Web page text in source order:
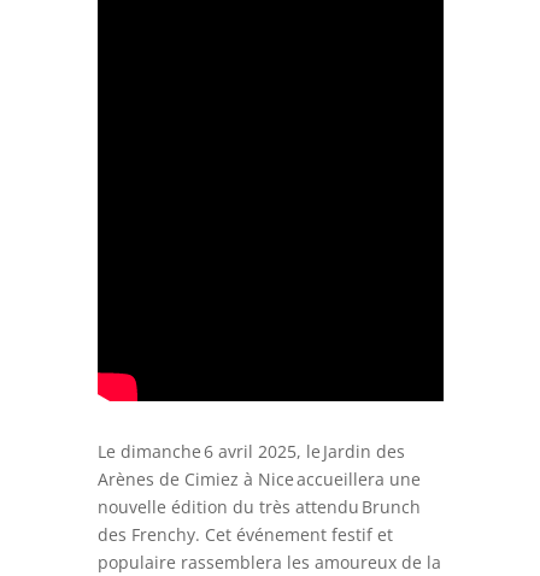
Le dimanche 6 avril 2025, le Jardin des
Arènes de Cimiez à Nice accueillera une
nouvelle édition du très attendu Brunch
des Frenchy. Cet événement festif et
populaire rassemblera les amoureux de la